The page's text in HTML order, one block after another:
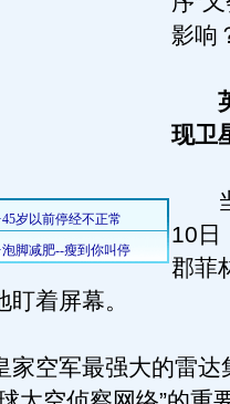
影响
现卫
当
10日
郡菲
着屏幕。
空军最强大的雷达